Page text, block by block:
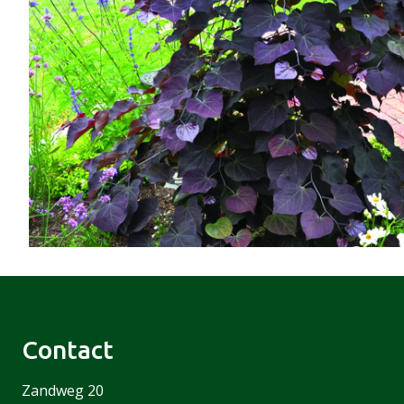
Contact
Zandweg 20